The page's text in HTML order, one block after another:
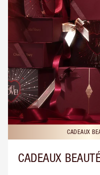
CADEAUX
CADEAUX